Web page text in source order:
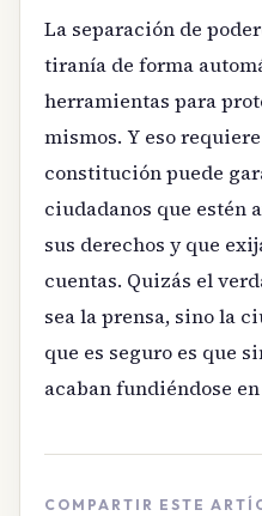
La separación de
tiranía de forma
herramientas para
mismos. Y eso
constitución puede
ciudadanos que estén
sus derechos y que
cuentas. Quizás el
sea la prensa, sino la
que es seguro es que
acaban fundiéndose
COMPARTIR ESTE